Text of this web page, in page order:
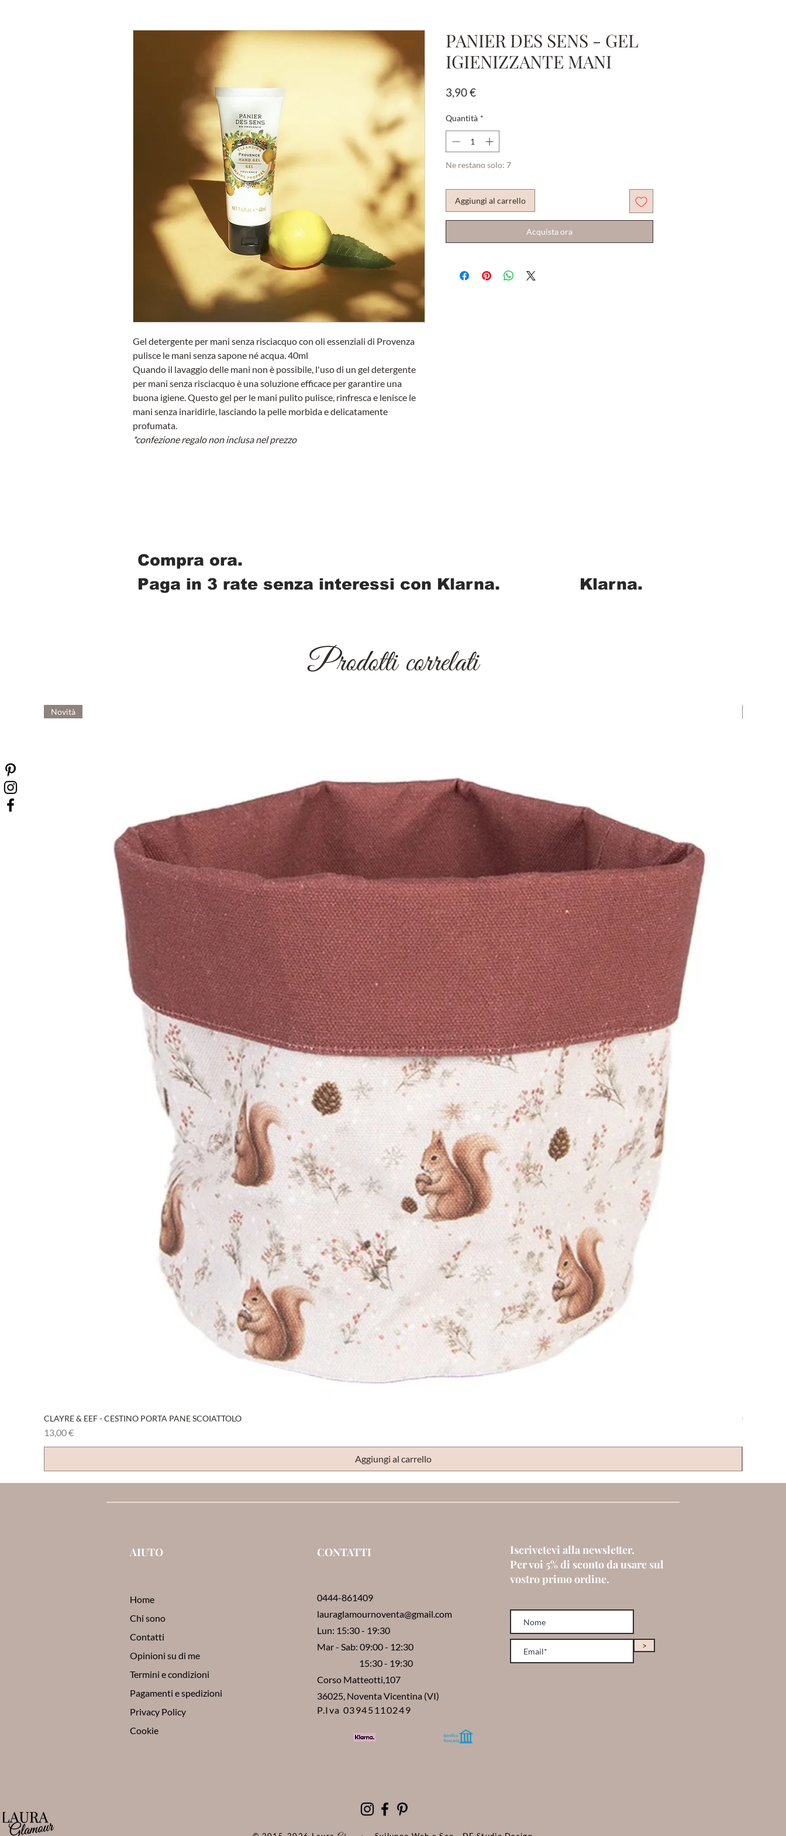
Gel detergente per mani senza risciacquo con oli essenziali di Provenza
pulisce le mani senza sapone né acqua. 40ml
Quando il lavaggio delle mani non è possibile, l'uso di un gel detergente
per mani senza risciacquo è una soluzione efficace per garantire una
buona igiene. Questo gel per le mani pulito pulisce, rinfresca e lenisce le
mani senza inaridirle, lasciando la pelle morbida e delicatamente
profumata.
*confezione regalo non inclusa nel prezzo
PANIER DES SENS - GEL
IGIENIZZANTE MANI
3,90 €Prezzo
Quantità *
Ne restano solo: 7
Aggiungi al carrello
Acquista ora
Compra ora.
Paga in 3 rate senza interessi con Klarna.
Klarna.
Prodotti correlati
Novità
CLAYRE & EEF - CESTINO PORTA PANE SCOIATTOLO
Prezzo
13,00 €
Aggiungi al carrello
CLAYRE &
AIUTO
Home
Chi sono
Contatti
Opinioni su di me
Termini e condizioni
Pagamenti e spedizioni
Privacy Policy
Cookie
CONTATTI
0444-861409
lauraglamournoventa@gmail.com
Lun: 15:30 - 19:30
Mar - Sab: 09:00 - 12:30
15:30 - 19:30
Corso Matteotti,107
36025, Noventa Vicentina (VI)
P.Iva 03945110249
Iscrivetevi alla newsletter.
Per voi 5% di sconto da usare sul
vostro primo ordine.
>